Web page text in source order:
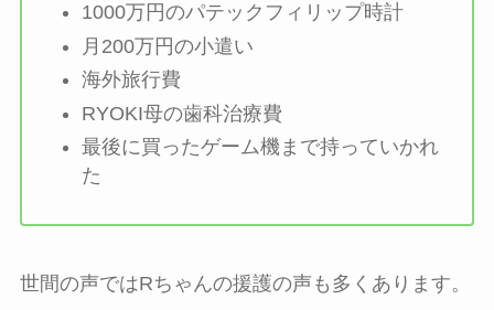
1000万円のパテックフィリップ時計
月200万円の小遣い
海外旅行費
RYOKI母の歯科治療費
最後に買ったゲーム機まで持っていかれ
た
世間の声ではRちゃんの援護の声も多くあります。